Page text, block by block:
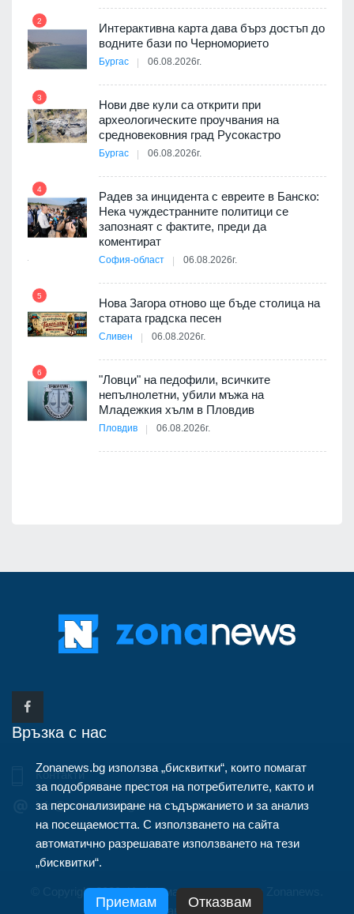
2
Интерактивна карта дава бърз достъп до
водните бази по Черноморието
Бургас 06.08.2026г.
3
Нови две кули са открити при
археологическите проучвания на
средновековния град Русокастро
Бургас 06.08.2026г.
4
Радев за инцидента с евреите в Банско:
Нека чуждестранните политици се
запознаят с фактите, преди да
коментират
София-област 06.08.2026г.
5
Нова Загора отново ще бъде столица на
старата градска песен
Сливен 06.08.2026г.
6
"Ловци" на педофили, всичките
непълнолетни, убили мъжа на
Младежкия хълм в Пловдив
Пловдив 06.08.2026г.
Връзка с нас
Контакти
info@zonanews.bg
© Copyright 2020, Информационна агенция Zonanews.
Всички права запазени.
Zonanews.bg използва „бисквитки“, които помагат
за подобряване престоя на потребителите, както и
за персонализиране на съдържанието и за анализ
на посещаемостта. С използването на сайта
автоматично разрешавате използването на тези
„бисквитки“.
Приемам Отказвам